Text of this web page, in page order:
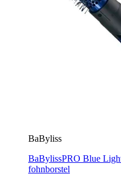
BaByliss
BaBylissPRO Blue
fohnborstel